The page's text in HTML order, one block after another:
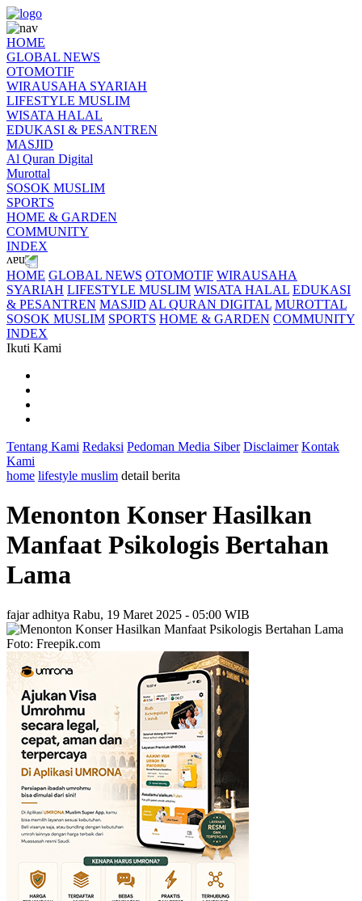
HOME
GLOBAL NEWS
OTOMOTIF
WIRAUSAHA SYARIAH
LIFESTYLE MUSLIM
WISATA HALAL
EDUKASI & PESANTREN
MASJID
Al Quran Digital
Murottal
SOSOK MUSLIM
SPORTS
HOME & GARDEN
COMMUNITY
INDEX
HOME GLOBAL NEWS OTOMOTIF WIRAUSAHA
SYARIAH LIFESTYLE MUSLIM WISATA HALAL EDUKASI
& PESANTREN MASJID AL QURAN DIGITAL MUROTTAL
SOSOK MUSLIM SPORTS HOME & GARDEN COMMUNITY
INDEX
Ikuti Kami
Tentang Kami Redaksi Pedoman Media Siber Disclaimer Kontak
Kami
home lifestyle muslim detail berita
Menonton Konser Hasilkan
Manfaat Psikologis Bertahan
Lama
fajar adhitya Rabu, 19 Maret 2025 - 05:00 WIB
Foto: Freepik.com